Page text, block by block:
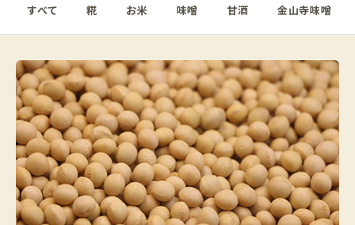
すべて 糀 お米 味噌 甘酒 金山寺味噌